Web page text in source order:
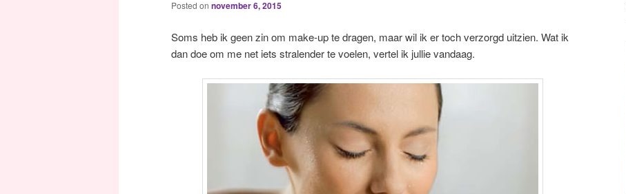
Posted on november 6, 2015
Soms heb ik geen zin om make-up te dragen, maar wil ik er toch verzorgd uitzien. Wat ik
dan doe om me net iets stralender te voelen, vertel ik jullie vandaag.